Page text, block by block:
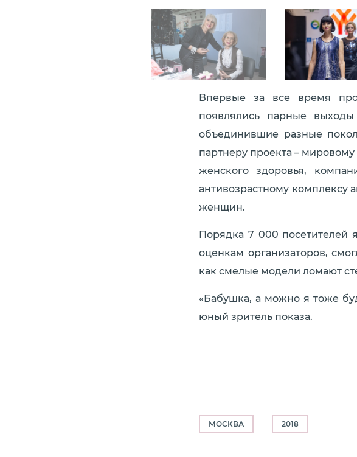
Впервые за все время
появлялись парные
объединившие разные
партнеру проекта –
женского здоровья,
антивозрастному комплексу
женщин.
Порядка 7 000
оценкам организаторов,
как смелые модели ломают
«Бабушка, а можно я тоже
юный зритель показа.
МОСКВА 2018